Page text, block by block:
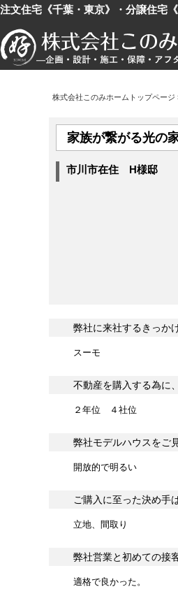
注文住宅《千葉・東京》・分譲住宅
株式会社このみホームトップページ
家族が繋がる光の
市川市在住 H様邸
弊社に来社するきっか
スーモ
不動産を購入する為に
２年位 ４社位
弊社モデルハウスをご
開放的で明るい
ご購入に至った決め手
立地、間取り
弊社営業と初めての接
適格で良かった。